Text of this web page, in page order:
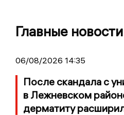
Главные новости
06/08/2026 14:35
После скандала с
в Лежневском
дерматиту